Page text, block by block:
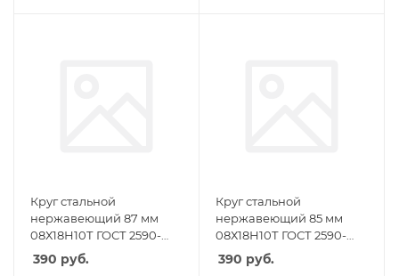
Круг стальной
нержавеющий 87 мм
08Х18Н10Т ГОСТ 2590-
2006
390 руб.
Круг стальной
нержавеющий 85 мм
08Х18Н10Т ГОСТ 2590-
2006
390 руб.